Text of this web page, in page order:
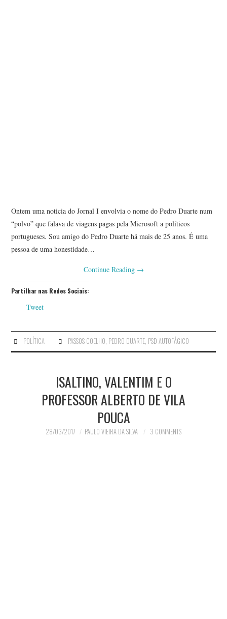
Ontem uma noticia do Jornal I envolvia o nome do Pedro Duarte num
“polvo” que falava de viagens pagas pela Microsoft a políticos
portugueses. Sou amigo do Pedro Duarte há mais de 25 anos. É uma
pessoa de uma honestidade…
Continue Reading →
Partilhar nas Redes Sociais:
Tweet
POLÍTICA PASSOS COELHO PEDRO DUARTE, PSD AUTOFÁGICO
ISALTINO, VALENTIM E O
PROFESSOR ALBERTO DE VILA
POUCA
28/03/2017 PAULO VIEIRA DA SILVA 3 COMMENTS